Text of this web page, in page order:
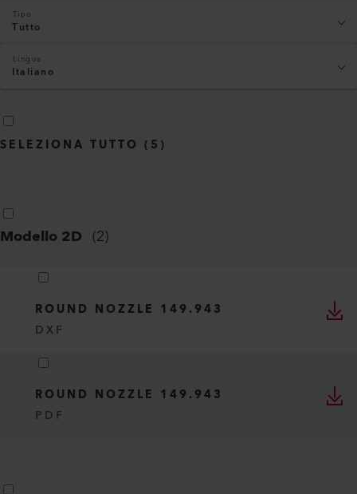
Tipo
Tutto
Lingua
Italiano
SELEZIONA TUTTO ( 5 )
Modello 2D (2)
ROUND NOZZLE 149.943
DXF
ROUND NOZZLE 149.943
PDF